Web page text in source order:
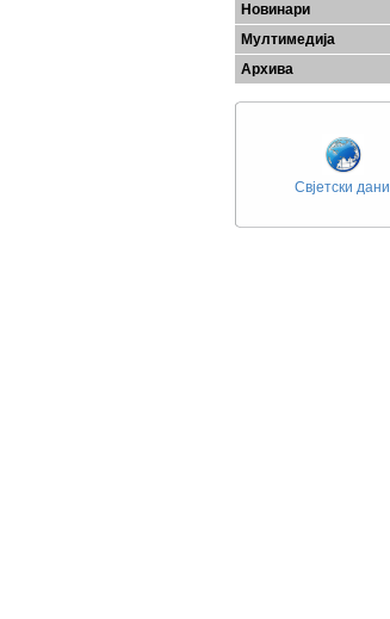
Новинари
Мултимедија
Архива
Свјетски дани